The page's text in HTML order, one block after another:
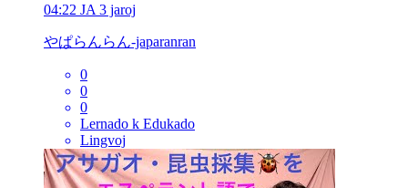
04:22 JA 3 jaroj
やぱらんらん-japaranran
0
0
0
Lernado k Edukado
Lingvoj